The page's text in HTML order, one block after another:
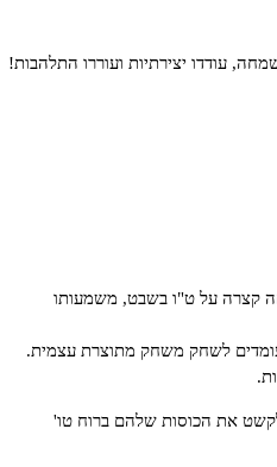
ועוררו התלהבות!
בשבט, משמעותו
משחק מתוצרת עצמית.
שלהם ברוח טו'